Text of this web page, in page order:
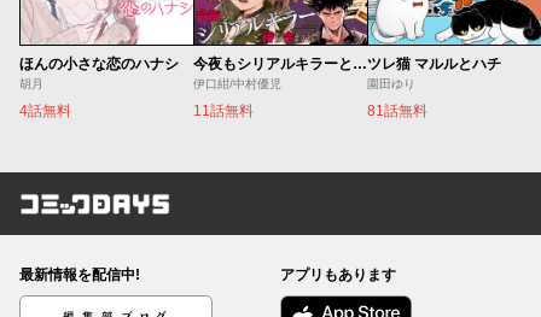
ほんの小さな恋のハナシ
胡月
4話無料
今夜もシリアルキラーと待ち合わせ
伊口紺/中村優児
11話無料
ツレ猫 マルルとハチ
園田ゆり
81話無料
コミックDAYS
最新情報を配信中!
編集部ブログ
アプリもあります